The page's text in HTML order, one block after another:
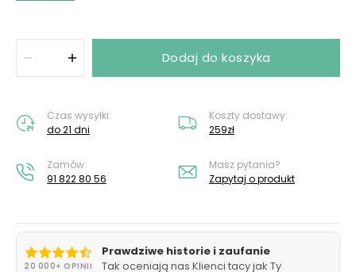
Dodaj do koszyka
Czas wysyłki:
do 21 dni
Koszty dostawy:
259zł
Zamów:
91 822 80 56
Masz pytania?
Zapytaj o produkt
20 000+ OPINII
Prawdziwe historie i zaufanie
Tak oceniają nas Klienci tacy jak Ty